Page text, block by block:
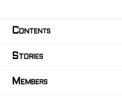
CONTENTS
STORIES
M EMBERS